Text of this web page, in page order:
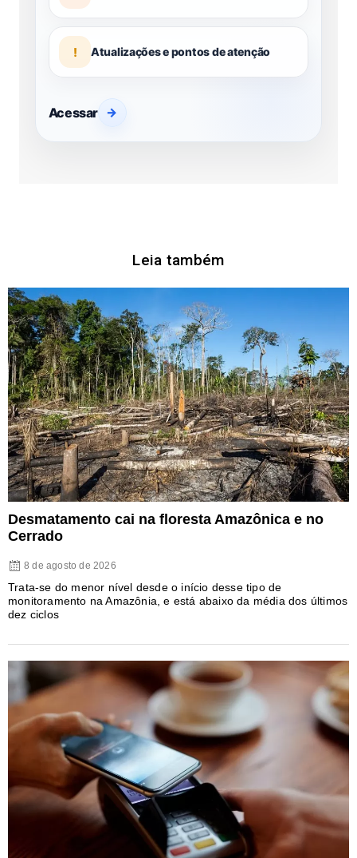
! Atualizações e pontos de atenção
Acessar →
Leia também
Desmatamento cai na floresta Amazônica e no
Cerrado
8 de agosto de 2026
Trata-se do menor nível desde o início desse tipo de
monitoramento na Amazônia, e está abaixo da média dos últimos
dez ciclos